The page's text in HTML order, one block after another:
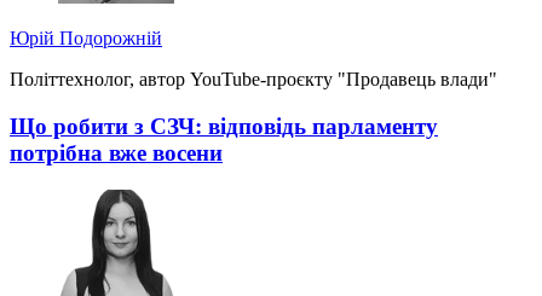
Юрій Подорожній
Політтехнолог, автор YouTube-проєкту "Продавець влади"
Що робити з СЗЧ: відповідь парламенту
потрібна вже восени